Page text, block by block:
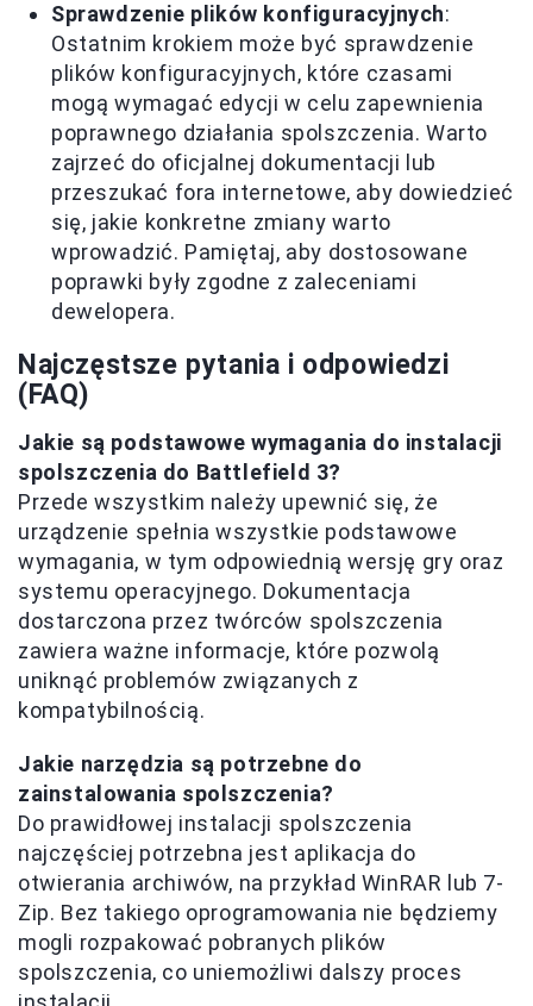
Sprawdzenie plików konfiguracyjnych:
Ostatnim krokiem może być sprawdzenie
plików konfiguracyjnych, które czasami
mogą wymagać edycji w celu zapewnienia
poprawnego działania spolszczenia. Warto
zajrzeć do oficjalnej dokumentacji lub
przeszukać fora internetowe, aby dowiedzieć
się, jakie konkretne zmiany warto
wprowadzić. Pamiętaj, aby dostosowane
poprawki były zgodne z zaleceniami
dewelopera.
Najczęstsze pytania i odpowiedzi
(FAQ)
Jakie są podstawowe wymagania do instalacji
spolszczenia do Battlefield 3?
Przede wszystkim należy upewnić się, że
urządzenie spełnia wszystkie podstawowe
wymagania, w tym odpowiednią wersję gry oraz
systemu operacyjnego. Dokumentacja
dostarczona przez twórców spolszczenia
zawiera ważne informacje, które pozwolą
uniknąć problemów związanych z
kompatybilnością.
Jakie narzędzia są potrzebne do
zainstalowania spolszczenia?
Do prawidłowej instalacji spolszczenia
najczęściej potrzebna jest aplikacja do
otwierania archiwów, na przykład WinRAR lub 7-
Zip. Bez takiego oprogramowania nie będziemy
mogli rozpakować pobranych plików
spolszczenia, co uniemożliwi dalszy proces